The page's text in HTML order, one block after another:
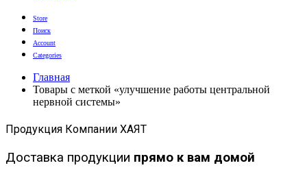
Store
Поиск
Account
Categories
Главная
Товары с меткой «улучшение работы центральной
нервной системы»
Продукция Компании ХАЯТ
Доставка продукции прямо к вам домой